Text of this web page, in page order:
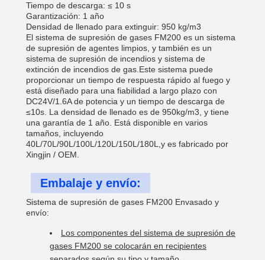
Tiempo de descarga: ≤ 10 s
Garantización: 1 año
Densidad de llenado para extinguir: 950 kg/m3
El sistema de supresión de gases FM200 es un sistema
de supresión de agentes limpios, y también es un
sistema de supresión de incendios y sistema de
extinción de incendios de gas.Este sistema puede
proporcionar un tiempo de respuesta rápido al fuego y
está diseñado para una fiabilidad a largo plazo con
DC24V/1.6A de potencia y un tiempo de descarga de
≤10s. La densidad de llenado es de 950kg/m3, y tiene
una garantía de 1 año. Está disponible en varios
tamaños, incluyendo
40L/70L/90L/100L/120L/150L/180L,y es fabricado por
Xingjin / OEM.
Embalaje y envío:
Sistema de supresión de gases FM200 Envasado y
envío:
Los componentes del sistema de supresión de
gases FM200 se colocarán en recipientes